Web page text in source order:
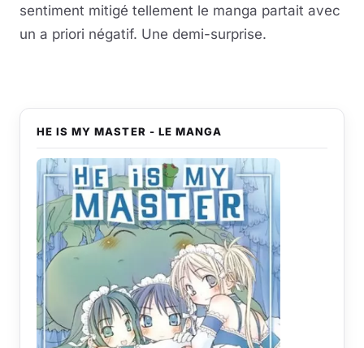
sentiment mitigé tellement le manga partait avec
un a priori négatif. Une demi-surprise.
HE IS MY MASTER - LE MANGA